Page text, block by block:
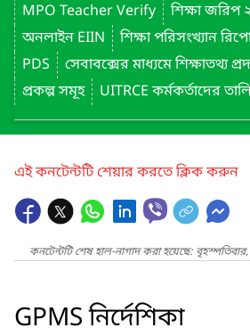
MPO Teacher Verify
শিক্ষা জরিপ
অনলাইন EIIN
শিক্ষা পরিসংখ্যান
PDS
সেবাবক্সের মাধ্যমে শিক্ষাতথ্য
প্রকল্প সমূহ
UITRCE কর্মকর্তাদের
এই কনটেন্টটি শেয়ার করতে ক্লিক করুন
কনটেন্টটি শেষ হাল-নাগাদ করা হয়েছে:
GPMS নির্দেশিকা